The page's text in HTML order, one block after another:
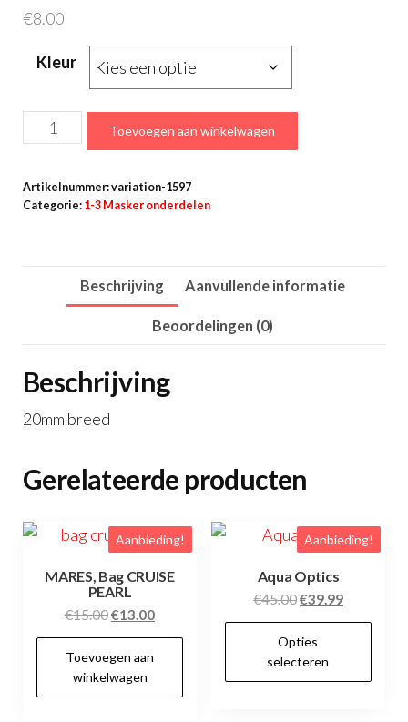
€8.00
Kleur
dive
maskerband
Toevoegen aan winkelwagen
Artikelnummer:variation-1597
Categorie: 1-3 Masker onderdelen
Beschrijving Aanvullende informatie
Beoordelingen (0)
Beschrijving
20mm breed
Gerelateerde producten
Aanbieding!
MARES, Bag CRUISE
PEARL
€15.00Oorspronkelijke
prijs
was:
€15.00.
€13.00Huidige
prijs
Toevoegen aan
winkelwagen
Aanbieding!
Aqua Optics
€45.00Oorspronkelijke
prijs
was:
€45.00.
€39.99Huidige
prijs
Opties
selecteren